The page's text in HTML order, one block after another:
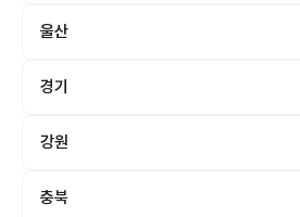
울산
경기
강원
충북